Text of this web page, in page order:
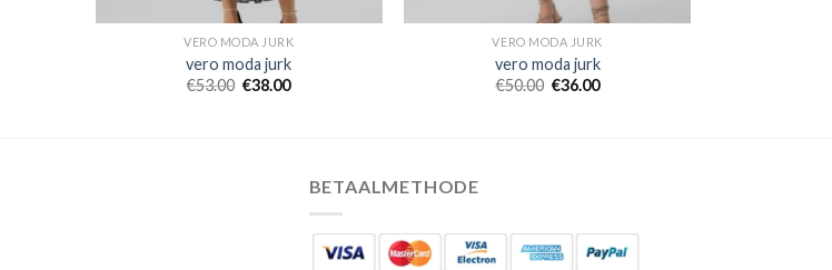
VERO MODA JURK
vero moda jurk
€53.00 €38.00
VERO MODA JURK
vero moda jurk
€50.00 €36.00
BETAALMETHODE